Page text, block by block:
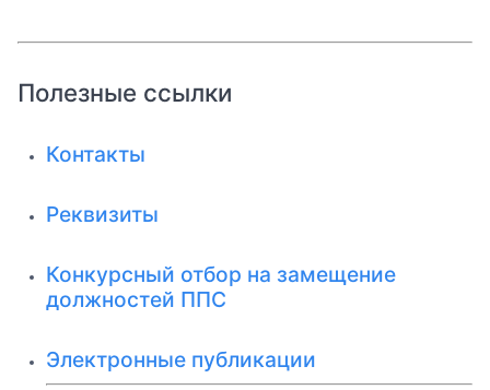
Полезные ссылки
Контакты
Реквизиты
Конкурсный отбор на замещение
должностей ППС
Электронные публикации